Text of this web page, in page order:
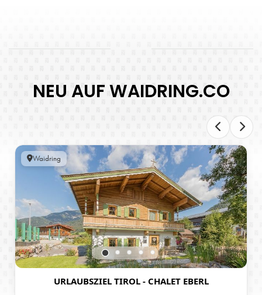
NEU AUF WAIDRING.CO
Waidring
URLAUBSZIEL TIROL - CHALET EBERL